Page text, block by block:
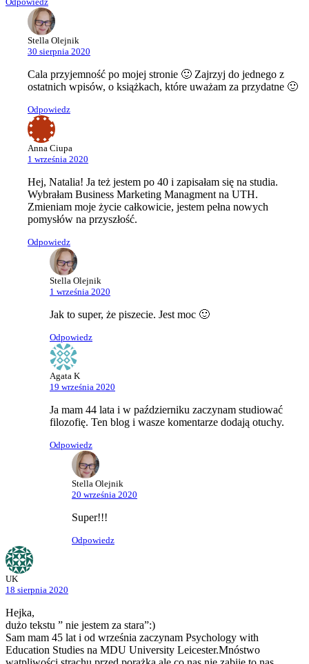
Stella Olejnik
30 sierpnia 2020
Cala przyjemność po mojej stronie 🙂 Zajrzyj do jednego z
ostatnich wpisów, o książkach, które uważam za przydatne 🙂
Odpowiedz
Anna Ciupa
1 września 2020
Hej, Natalia! Ja też jestem po 40 i zapisałam się na studia.
Wybrałam Business Marketing Managment na UTH.
Zmieniam moje życie całkowicie, jestem pełna nowych
pomysłów na przyszłość.
Odpowiedz
Stella Olejnik
1 września 2020
Jak to super, że piszecie. Jest moc 🙂
Odpowiedz
Agata K
19 września 2020
Ja mam 44 lata i w październiku zaczynam studiować
filozofię. Ten blog i wasze komentarze dodają otuchy.
Odpowiedz
Stella Olejnik
20 września 2020
Super!!!
Odpowiedz
UK
18 sierpnia 2020
Hejka,
dużo tekstu ” nie jestem za stara”:)
Sam mam 45 lat i od września zaczynam Psychology with
Education Studies na MDU University Leicester.Mnóstwo